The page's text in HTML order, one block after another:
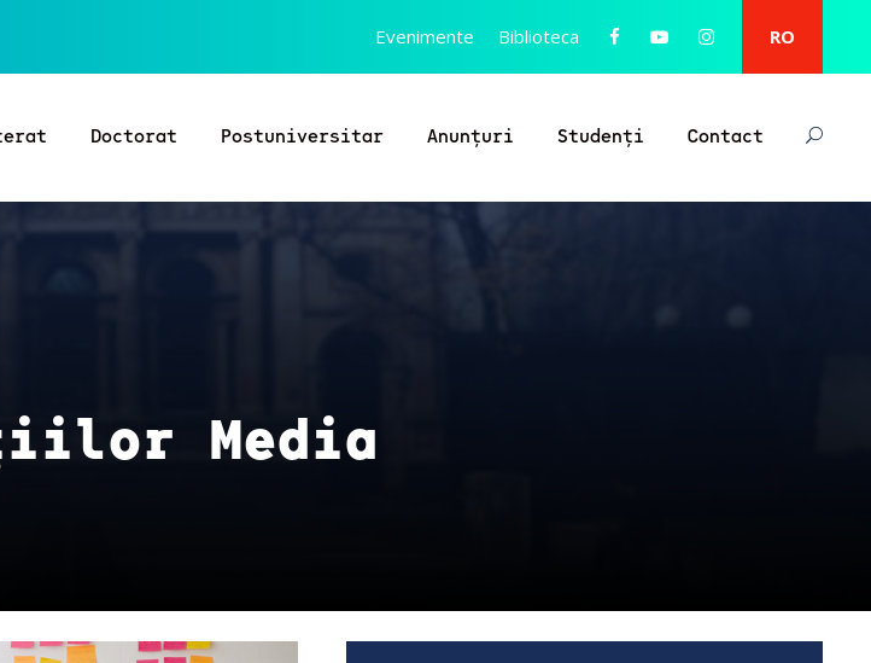
Evenimente Biblioteca RO
Doctorat Postuniversitar Anunțuri Studenți Contact
Media